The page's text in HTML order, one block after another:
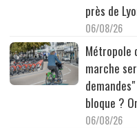
près de
06/08/26
Métropole
marche
bloque ?
06/08/26